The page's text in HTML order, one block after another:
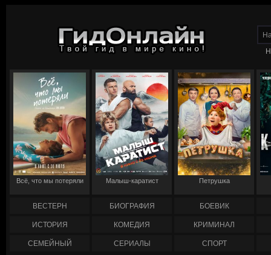
Всё, что мы потеряли Малыш-каратист Петрушка
ВЕСТЕРН БИОГРАФИЯ БОЕВИК
ИСТОРИЯ КОМЕДИЯ КРИМИНАЛ
СЕМЕЙНЫЙ СЕРИАЛЫ СПОРТ